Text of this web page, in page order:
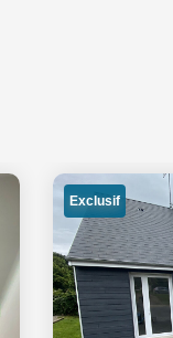
Exclusif